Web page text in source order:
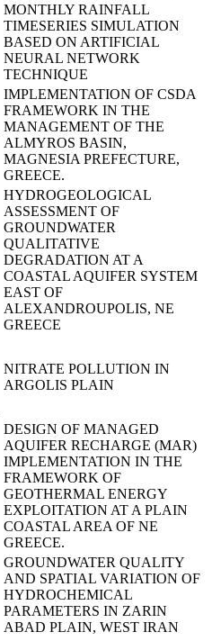
MONTHLY RAINFALL
TIMESERIES SIMULATION
BASED ON ARTIFICIAL
NEURAL NETWORK
TECHNIQUE
IMPLEMENTATION OF CSDA
FRAMEWORK IN THE
MANAGEMENT OF THE
ALMYROS BASIN,
MAGNESIA PREFECTURE,
GREECE.
HYDROGEOLOGICAL
ASSESSMENT OF
GROUNDWATER
QUALITATIVE
DEGRADATION AT A
COASTAL AQUIFER SYSTEM
EAST OF
ALEXANDROUPOLIS, NE
GREECE
NITRATE POLLUTION IN
ARGOLIS PLAIN
DESIGN OF MANAGED
AQUIFER RECHARGE (MAR)
IMPLEMENTATION IN THE
FRAMEWORK OF
GEOTHERMAL ENERGY
EXPLOITATION AT A PLAIN
COASTAL AREA OF NE
GREECE.
GROUNDWATER QUALITY
AND SPATIAL VARIATION OF
HYDROCHEMICAL
PARAMETERS IN ZARIN
ABAD PLAIN, WEST IRAN